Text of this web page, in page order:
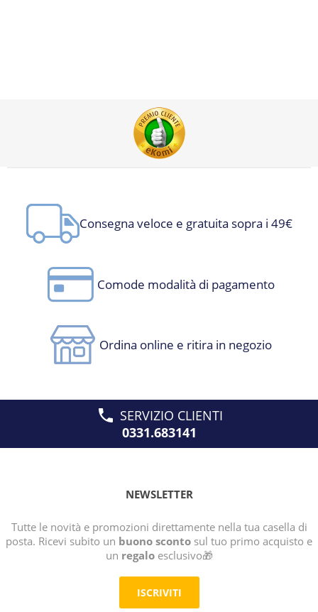
Consegna veloce e gratuita sopra i 49€
Comode modalità di pagamento
Ordina online e ritira in negozio
SERVIZIO CLIENTI
0331.683141
NEWSLETTER
Tutte le novità e promozioni direttamente nella tua casella di
posta. Ricevi subito un buono sconto sul tuo primo acquisto e
un regaloesclusivo🎁
ISCRIVITI